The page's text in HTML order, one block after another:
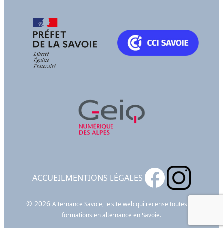
ACCUEILMENTIONS LÉGALES
© 2026 Alternance Savoie, le site web qui recense toutes les
formations en alternance en Savoie.